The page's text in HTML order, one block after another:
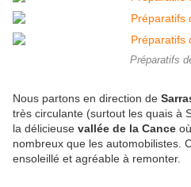
Préparatifs
Nous partons en direction de
très circulante (surtout les quais à
la délicieuse vallée de la Cance
nombreux que les automobilistes.
ensoleillé et agréable à remonter.